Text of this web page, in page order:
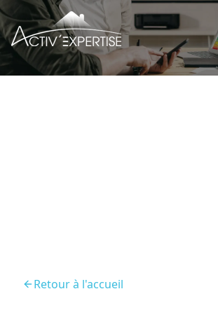
Retour à l'accueil